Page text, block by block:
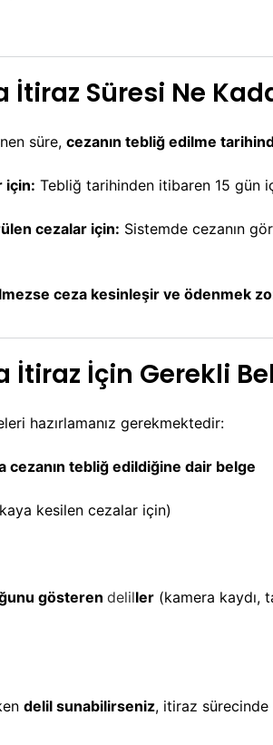
İtiraz Süresi Ne
süre, cezanın tebliğ edilme
için: Tebliğ tarihinden itibaren 15 gün
cezalar için: Sistemde cezanın
ceza kesinleşir ve ödenmek
İtiraz İçin Gerekli
hazırlamanız gerekmektedir:
cezanın tebliğ edildiğine dair belge
kesilen cezalar için)
gösteren deliller (kamera kaydı,
delil sunabilirseniz, itiraz sürecinde